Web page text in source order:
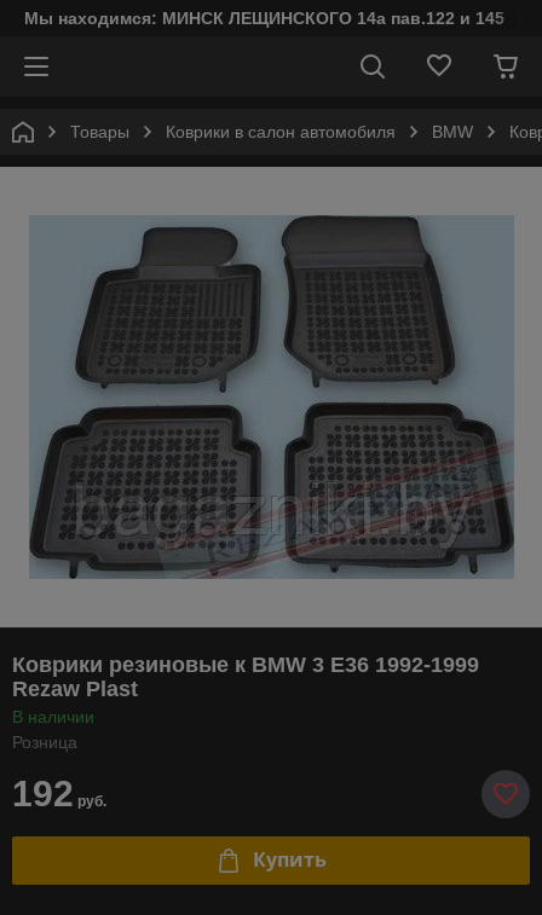
Мы находимся: МИНСК ЛЕЩИНСКОГО 14а пав.122 и 145
Товары Коврики в салон автомобиля BMW
Коврики резиновые к BMW 3 E36 1992-1999
Rezaw Plast
В наличии
Розница
192 руб.
Купить